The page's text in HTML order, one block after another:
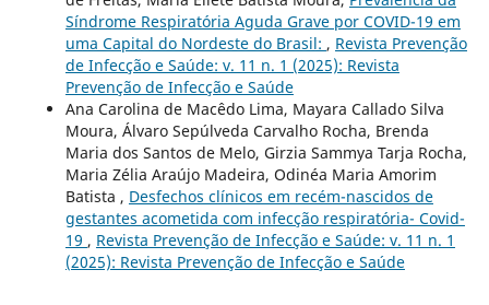
Síndrome Respiratória Aguda Grave por COVID-19 em
uma Capital do Nordeste do Brasil: , Revista Prevenção
de Infecção e Saúde: v. 11 n. 1 (2025): Revista
Prevenção de Infecção e Saúde
Ana Carolina de Macêdo Lima, Mayara Callado Silva
Moura, Álvaro Sepúlveda Carvalho Rocha, Brenda
Maria dos Santos de Melo, Girzia Sammya Tarja Rocha,
Maria Zélia Araújo Madeira, Odinéa Maria Amorim
Batista , Desfechos clínicos em recém-nascidos de
gestantes acometida com infecção respiratória- Covid-
19 , Revista Prevenção de Infecção e Saúde: v. 11 n. 1
(2025): Revista Prevenção de Infecção e Saúde